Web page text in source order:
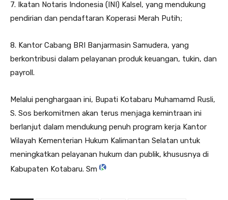
7. Ikatan Notaris Indonesia (INI) Kalsel, yang mendukung
pendirian dan pendaftaran Koperasi Merah Putih;
8. Kantor Cabang BRI Banjarmasin Samudera, yang
berkontribusi dalam pelayanan produk keuangan, tukin, dan
payroll.
Melalui penghargaan ini, Bupati Kotabaru Muhamamd Rusli,
S. Sos berkomitmen akan terus menjaga kemintraan ini
berlanjut dalam mendukung penuh program kerja Kantor
Wilayah Kementerian Hukum Kalimantan Selatan untuk
meningkatkan pelayanan hukum dan publik, khususnya di
Kabupaten Kotabaru. Sm